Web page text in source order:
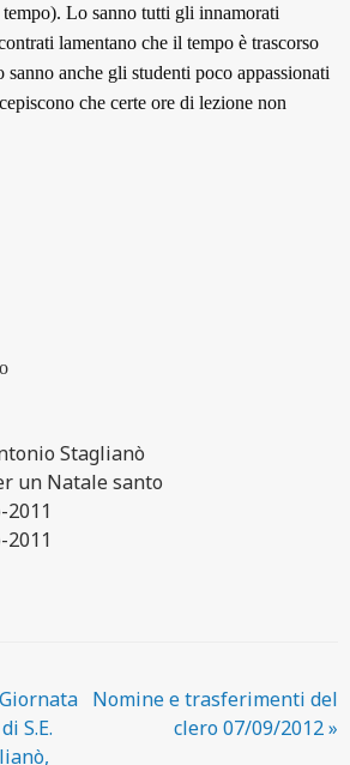
tempo). Lo sanno tutti gli innamorati
lamentano che il tempo è trascorso
anche gli studenti poco appassionati
che certe ore di lezione non
Staglianò
un Natale santo
2011
2011
S.E.
Nomine e trasferimenti del
clero 07/09/2012»